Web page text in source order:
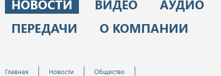
НОВОСТИ ВИДЕО
АУДИО
ПЕРЕДАЧИ
О КОМПАНИИ
Главная Новости
Общество